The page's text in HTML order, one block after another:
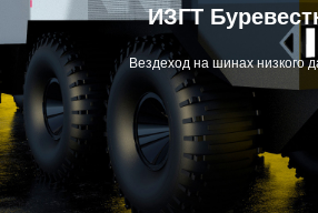
ИЗГТ
Вездеход на шинах низкого